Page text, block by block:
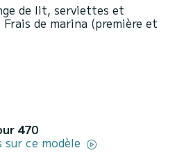
de lit, serviettes et
de marina (première et
470
sur ce modèle